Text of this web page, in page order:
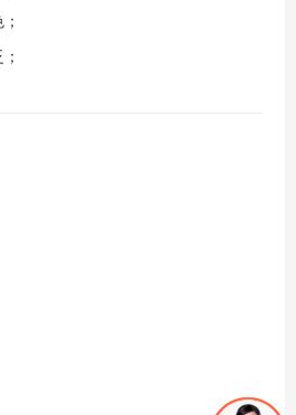
方法
漆量